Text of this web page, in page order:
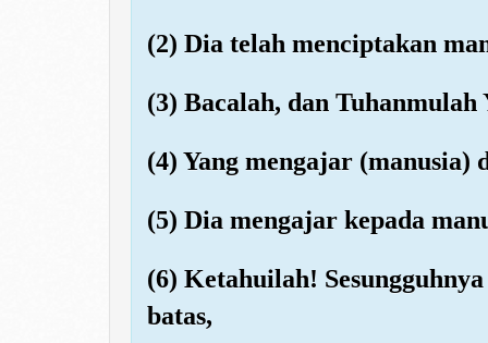
(2) Dia telah menciptakan
(3) Bacalah, dan Tuhanmulah
(4) Yang mengajar (manusia)
(5) Dia mengajar kepada
(6) Ketahuilah!
batas,